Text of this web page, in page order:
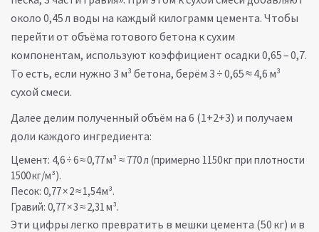
около 0,45 л воды на каждый килограмм цемента. Чтобы
перейти от объёма готового бетона к сухим
компонентам, используют коэффициент осадки 0,65 – 0,7.
То есть, если нужно 3 м³ бетона, берём 3 ÷ 0,65 ≈ 4,6 м³
сухой смеси.
Далее делим полученный объём на 6 (1+2+3) и получаем
доли каждого ингредиента:
Цемент: 4,6 ÷ 6 ≈ 0,77 м³ ≈ 770 л (примерно 1150 кг при плотности
1500 кг/м³).
Песок: 0,77 × 2 ≈ 1,54 м³.
Гравий: 0,77 × 3 ≈ 2,31 м³.
Эти цифры легко превратить в мешки цемента (50 кг) и в